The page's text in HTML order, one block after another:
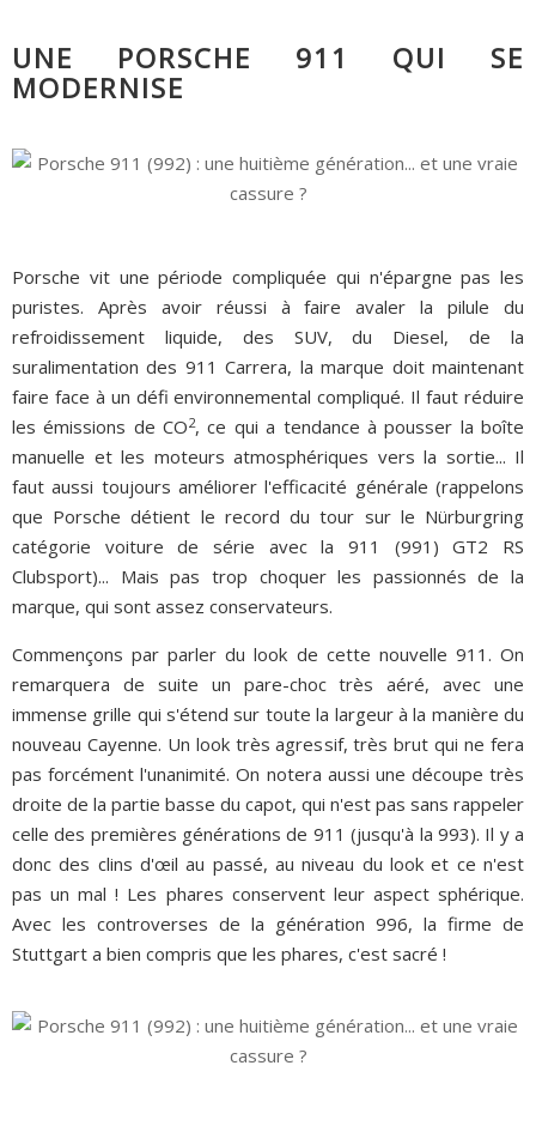
UNE PORSCHE 911 QUI SE
MODERNISE
Porsche vit une période compliquée qui n'épargne pas les
puristes. Après avoir réussi à faire avaler la pilule du
refroidissement liquide, des SUV, du Diesel, de la
suralimentation des 911 Carrera, la marque doit maintenant
faire face à un défi environnemental compliqué. Il faut réduire
les émissions de CO2, ce qui a tendance à pousser la boîte
manuelle et les moteurs atmosphériques vers la sortie... Il
faut aussi toujours améliorer l'efficacité générale (rappelons
que Porsche détient le record du tour sur le Nürburgring
catégorie voiture de série avec la 911 (991) GT2 RS
Clubsport)... Mais pas trop choquer les passionnés de la
marque, qui sont assez conservateurs.
Commençons par parler du look de cette nouvelle 911. On
remarquera de suite un pare-choc très aéré, avec une
immense grille qui s'étend sur toute la largeur à la manière du
nouveau Cayenne. Un look très agressif, très brut qui ne fera
pas forcément l'unanimité. On notera aussi une découpe très
droite de la partie basse du capot, qui n'est pas sans rappeler
celle des premières générations de 911 (jusqu'à la 993). Il y a
donc des clins d'œil au passé, au niveau du look et ce n'est
pas un mal ! Les phares conservent leur aspect sphérique.
Avec les controverses de la génération 996, la firme de
Stuttgart a bien compris que les phares, c'est sacré !